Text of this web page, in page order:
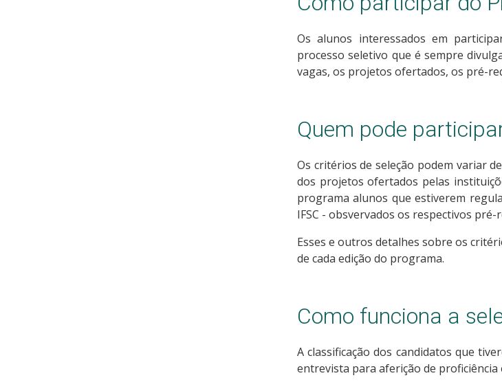
Os alunos interessados em
processo seletivo que é sempre
vagas, os projetos ofertados, os pré-
Quem pode
Os critérios de seleção podem variar
dos projetos ofertados pelas
programa alunos que estiverem
IFSC - obsvervados os respectivos pré-
Esses e outros detalhes sobre os
de cada edição do programa.
Como funciona a
A classificação dos candidatos que
entrevista para aferição de